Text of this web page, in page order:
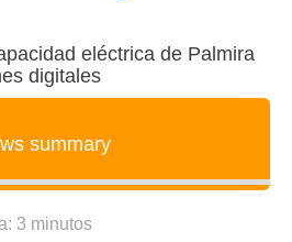
summary
3 minutos